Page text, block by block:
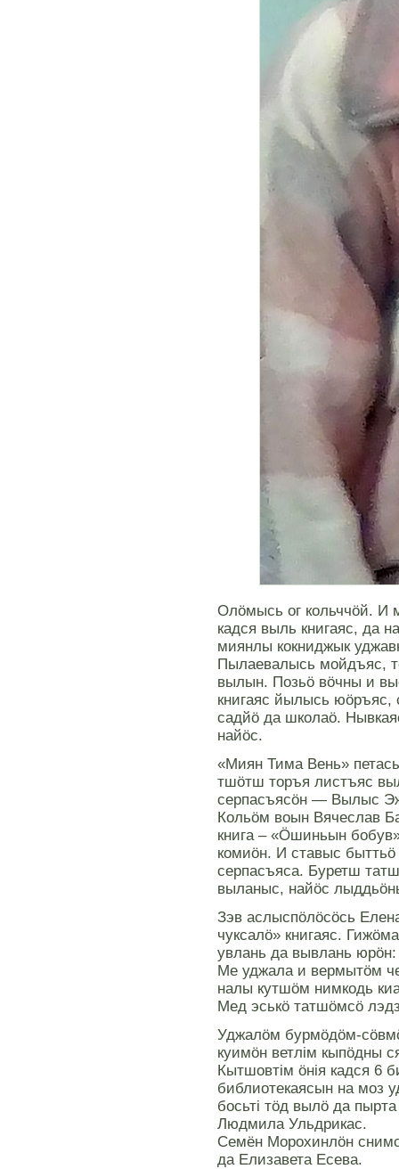
Олöмысь ог кольччöй. И
кадся выль книгаяс, да
миянлы кокниджык
Пылаевалысь мойдъяс,
вылын. Позьö вöчны и
книгаяс йылысь юöръяс,
садйö да школаö.
найöс.
«Миян Тима Вень»
тшöтш торъя листъяс
серпасъясöн — Вылыс
Кольöм воын Вячеслав
книга – «Öшиньын
комиöн. И ставыс
серпасъяса. Буретш
выланыс, найöс
Зэв аслыспöлöсöсь
чуксалö» книгаяс.
увлань да вывлань
Ме уджала и вермытöм
налы кутшöм нимкодь
Мед эськö татшöмсö
Уджалöм бурмöдöм-
куимöн ветлiм кыпöдны
Кытшовтiм öнiя кадся 6
библиотекаясын на моз
босьтi тöд вылö да
Людмила Ульдрикас.
Семён Морохинлöн
да Елизавета Есева.